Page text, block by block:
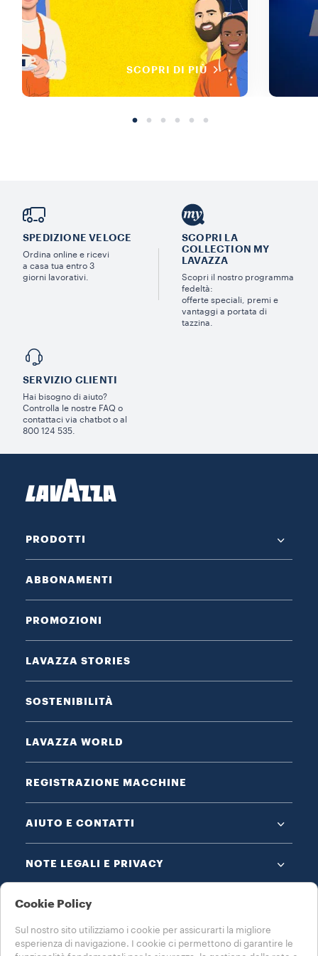
SCOPRI DI PIÙ
SPEDIZIONE VELOCE
Ordina online e ricevi
a casa tua entro 3
giorni lavorativi.
SCOPRI LA
COLLECTION MY
LAVAZZA
Scopri il nostro programma
fedeltà:
offerte speciali, premi e
vantaggi a portata di
tazzina.
SERVIZIO CLIENTI​
Hai bisogno di aiuto?​
Controlla le nostre FAQ o
contattaci via chatbot o al
800 124 535.
PRODOTTI
ABBONAMENTI
PROMOZIONI
LAVAZZA STORIES
SOSTENIBILITÀ
LAVAZZA WORLD
REGISTRAZIONE MACCHINE
AIUTO E CONTATTI
NOTE LEGALI E PRIVACY
Cookie Policy
Sul nostro sito utilizziamo i cookie per assicurarti la migliore
esperienza di navigazione. I cookie ci permettono di garantire le